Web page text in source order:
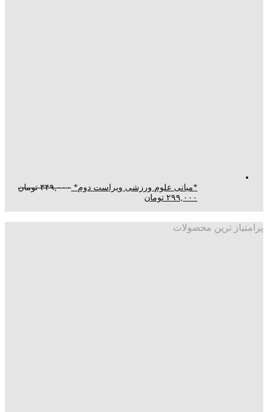
*مبانی علوم ورزشی ویراست دوم* ۳۴۹,۰۰۰ تومان
۲۹۹,۰۰۰ تومان
پرامتیاز ترین محصولات